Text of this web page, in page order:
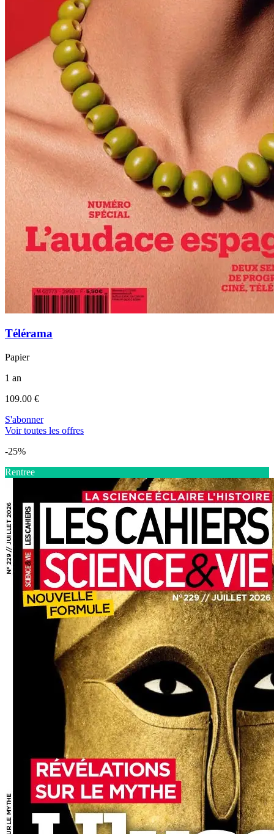
Télérama
Papier
1 an
109.00 €
S'abonner
Voir toutes les offres
-25%
Rentree